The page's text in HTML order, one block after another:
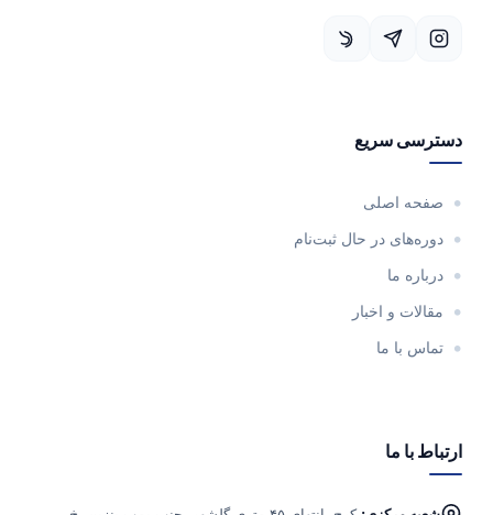
دسترسی سریع
صفحه اصلی
دوره‌های در حال ثبت‌نام
درباره ما
مقالات و اخبار
تماس با ما
ارتباط با ما